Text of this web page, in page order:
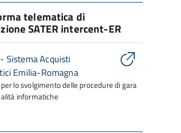
telematica di
SATER intercent-ER
- Sistema Acquisti
Emilia-Romagna
lo svolgimento delle procedure di gara
informatiche